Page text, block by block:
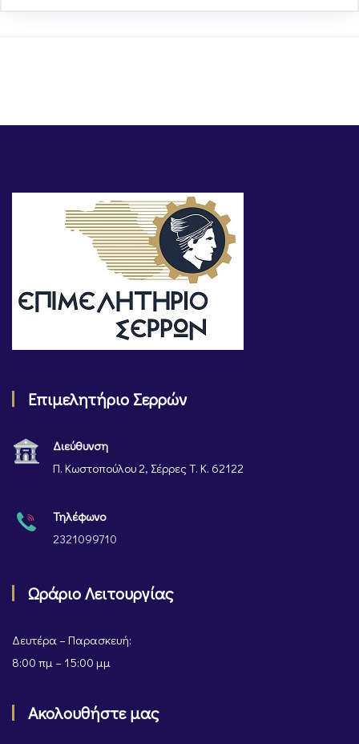
Επιμελητήριο Σερρών
Διεύθυνση
Π. Κωστοπούλου 2, Σέρρες Τ. Κ. 62122
Τηλέφωνο
2321099710
Ωράριο Λειτουργίας
Δευτέρα – Παρασκευή:
8:00 πμ – 15:00 μμ
Ακολουθήστε μας